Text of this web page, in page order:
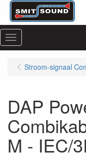
Menu
Stroom-signaal
DAP
M - IEC/